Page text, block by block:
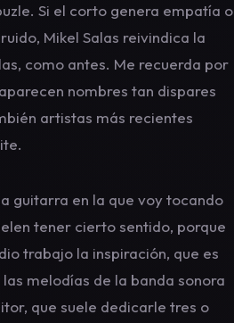
Si el corto genera empatía o
Mikel Salas reivindica la
como antes. Me recuerda por
nombres tan dispares
artistas más recientes
guitarra en la que voy tocando
tener cierto sentido, porque
trabajo la inspiración, que es
melodías de la banda sonora
que suele dedicarle tres o